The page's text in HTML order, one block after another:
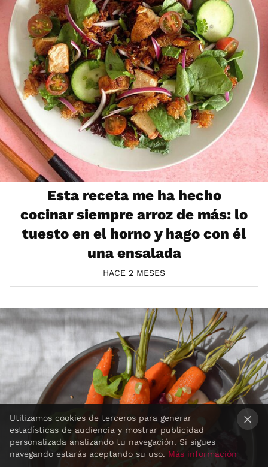
Esta receta me ha hecho
cocinar siempre arroz de más: lo
tuesto en el horno y hago con él
una ensalada
HACE 2 MESES
Utilizamos cookies de terceros para generar
estadísticas de audiencia y mostrar publicidad
personalizada analizando tu navegación. Si sigues
navegando estarás aceptando su uso. Más información